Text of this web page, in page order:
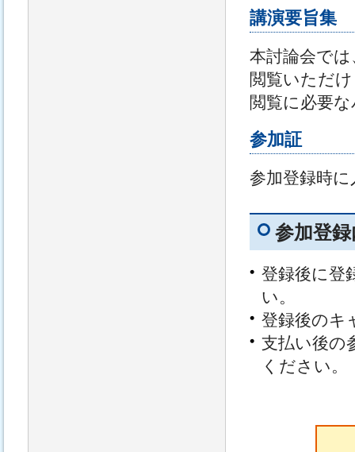
講演要旨集
本討論会で
閲覧いただ
閲覧に必要
参加証
参加登録時
参加登
登録後に登
い。
登録後のキ
支払い後の
ください。